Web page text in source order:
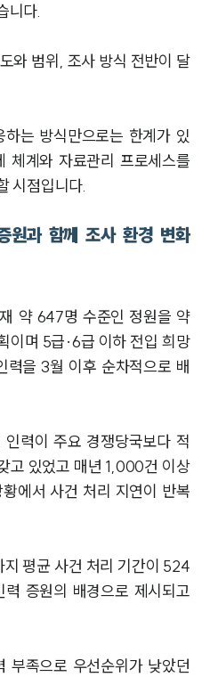
니다.
와 범위, 조사 방식 전반이 달
는 방식만으로는 한계가 있
체계와 자료관리 프로세스를
시점입니다.
원과 함께 조사 환경 변화
약 647명 수준인 정원을 약
이며 5급·6급 이하 전입 희망
력을 3월 이후 순차적으로 배
력이 주요 경쟁당국보다 적
고 있었고 매년 1,000건 이상
에서 사건 처리 지연이 반복
평균 사건 처리 기간이 524
증원의 배경으로 제시되고
부족으로 우선순위가 낮았던